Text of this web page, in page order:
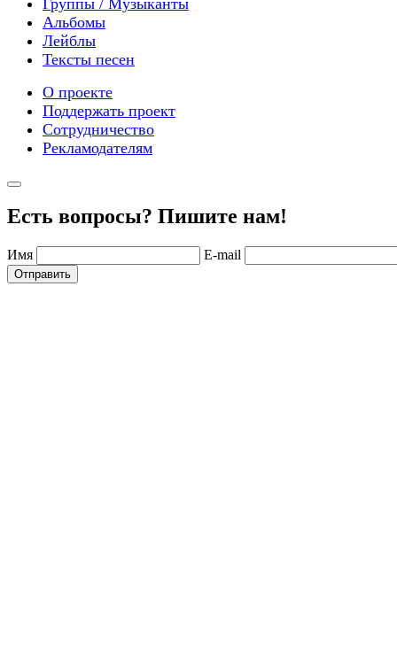
Альбомы
Лейблы
Тексты песен
О проекте
Поддержать проект
Сотрудничество
Рекламодателям
Есть вопросы? Пишите нам!
Имя E-mail